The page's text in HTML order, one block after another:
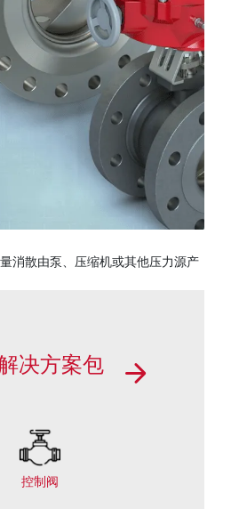
消散由泵、压缩机或其他压力源产
决方案包
控制阀